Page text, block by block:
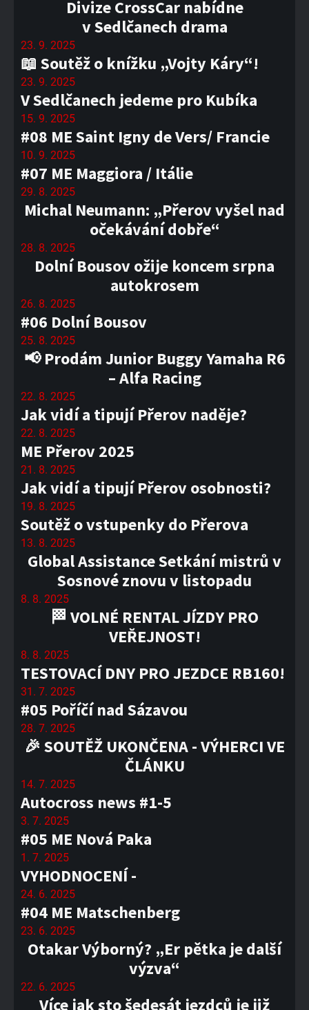
Divize CrossCar nabídne
v Sedlčanech drama
23. 9. 2025
📖 Soutěž o knížku „Vojty Káry“!
23. 9. 2025
V Sedlčanech jedeme pro Kubíka
15. 9. 2025
#08 ME Saint Igny de Vers/ Francie
10. 9. 2025
#07 ME Maggiora / Itálie
29. 8. 2025
Michal Neumann: „Přerov vyšel nad
očekávání dobře“
28. 8. 2025
Dolní Bousov ožije koncem srpna
autokrosem
26. 8. 2025
#06 Dolní Bousov
25. 8. 2025
📢 Prodám Junior Buggy Yamaha R6
– Alfa Racing
22. 8. 2025
Jak vidí a tipují Přerov naděje?
22. 8. 2025
ME Přerov 2025
21. 8. 2025
Jak vidí a tipují Přerov osobnosti?
19. 8. 2025
Soutěž o vstupenky do Přerova
13. 8. 2025
Global Assistance Setkání mistrů v
Sosnové znovu v listopadu
8. 8. 2025
🏁 VOLNÉ RENTAL JÍZDY PRO
VEŘEJNOST!
8. 8. 2025
TESTOVACÍ DNY PRO JEZDCE RB160!
31. 7. 2025
#05 Poříčí nad Sázavou
28. 7. 2025
🎉 SOUTĚŽ UKONČENA - VÝHERCI VE
ČLÁNKU
14. 7. 2025
Autocross news #1-5
3. 7. 2025
#05 ME Nová Paka
1. 7. 2025
VYHODNOCENÍ -
24. 6. 2025
#04 ME Matschenberg
23. 6. 2025
Otakar Výborný? „Er pětka je další
výzva“
22. 6. 2025
Více jak sto šedesát jezdců je již